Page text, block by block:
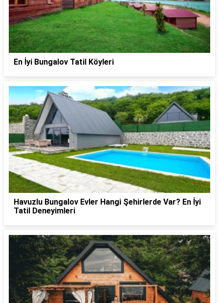
En İyi Bungalov Tatil Köyleri
Havuzlu Bungalov Evler Hangi Şehirlerde Var? En İyi
Tatil Deneyimleri